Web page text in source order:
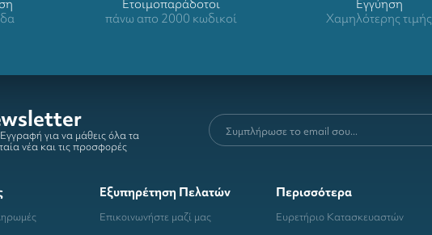
Ετοιμοπαράδοτοι
πάνω απο 2000 κωδικοί
Eγγύηση
Χαμηλότερης τιμής
για να μάθεις όλα τα
νέα και τις προσφορές
Εξυπηρέτηση Πελατών
Επικοινωνήστε μαζί μας
Περισσότερα
Ευρετήριο Κατασκευαστών